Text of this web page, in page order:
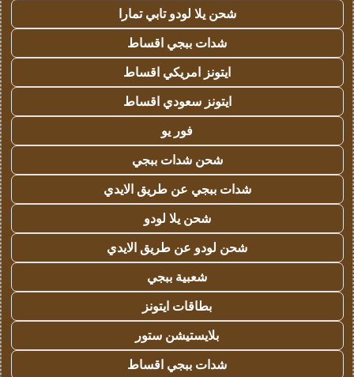
شحن يلا لودو تابي تمارا
شدات ببجي اقساط
ايتونز امريكي اقساط
ايتونز سعودي اقساط
فور يو
شحن شدات ببجي
شدات ببجي عن طريق الايدي
شحن يلا لودو
شحن لودو عن طريق الايدي
شعبية ببجي
بطاقات ايتونز
بلايستيشن ستور
شدات ببجي اقساط